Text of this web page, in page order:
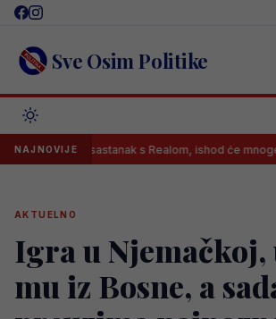
Skip
content Sve Osim Politike
NAJNOVIJE
sastanak s Realom, ishod će mnoge
AKTUELNO
Igra u Njemačkoj,
mu iz Bosne, a